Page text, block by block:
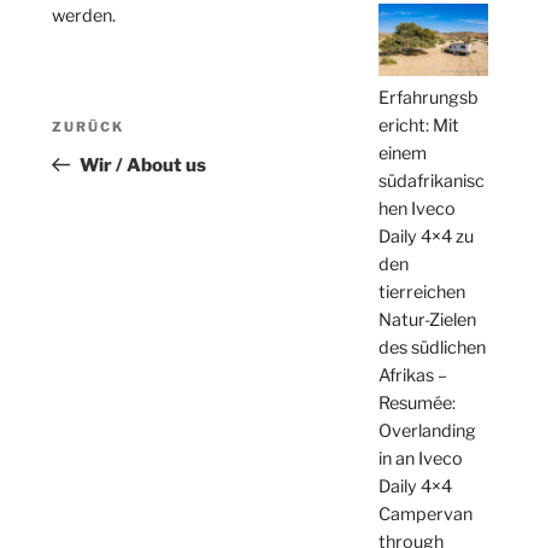
werden.
Beitragsnavigation
Vorheriger
Beitrag
ZURÜCK
Wir / About us
Erfahrungsb
ericht: Mit
einem
südafrikanisc
hen Iveco
Daily 4×4 zu
den
tierreichen
Natur-Zielen
des südlichen
Afrikas –
Resumée:
Overlanding
in an Iveco
Daily 4×4
Campervan
through